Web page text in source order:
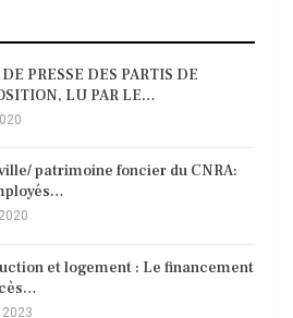
PRESSE DES PARTIS DE
LU PAR LE…
patrimoine foncier du CNRA:
et logement : Le financement